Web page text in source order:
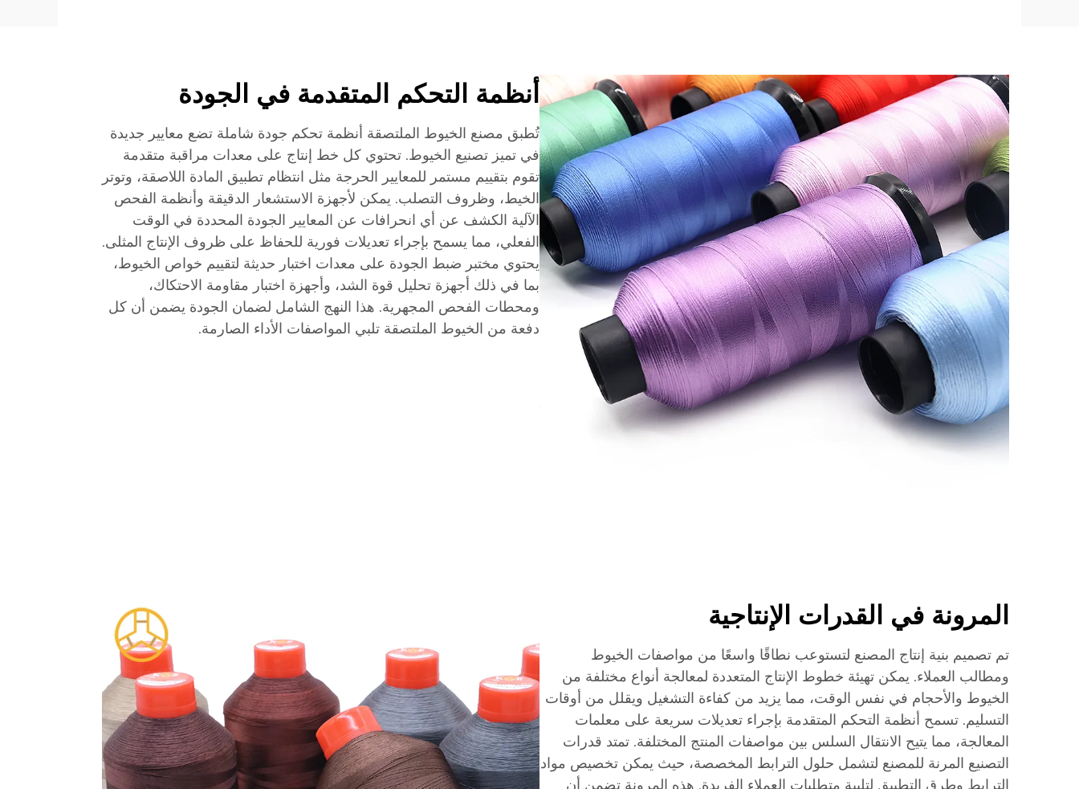
أنظمة التحكم المتقدمة في الجودة
تُطبق مصنع الخيوط الملتصقة أنظمة تحكم جودة شاملة تضع معايير جديدة
في تميز تصنيع الخيوط. تحتوي كل خط إنتاج على معدات مراقبة متقدمة
تقوم بتقييم مستمر للمعايير الحرجة مثل انتظام تطبيق المادة اللاصقة، وتوتر
الخيط، وظروف التصلب. يمكن لأجهزة الاستشعار الدقيقة وأنظمة الفحص
الآلية الكشف عن أي انحرافات عن المعايير الجودة المحددة في الوقت
الفعلي، مما يسمح بإجراء تعديلات فورية للحفاظ على ظروف الإنتاج المثلى.
يحتوي مختبر ضبط الجودة على معدات اختبار حديثة لتقييم خواص الخيوط،
بما في ذلك أجهزة تحليل قوة الشد، وأجهزة اختبار مقاومة الاحتكاك،
ومحطات الفحص المجهرية. هذا النهج الشامل لضمان الجودة يضمن أن كل
دفعة من الخيوط الملتصقة تلبي المواصفات الأداء الصارمة.
المرونة في القدرات الإنتاجية
تم تصميم بنية إنتاج المصنع لتستوعب نطاقًا واسعًا من مواصفات الخيوط
ومطالب العملاء. يمكن تهيئة خطوط الإنتاج المتعددة لمعالجة أنواع مختلفة من
الخيوط والأحجام في نفس الوقت، مما يزيد من كفاءة التشغيل ويقلل من أوقات
التسليم. تسمح أنظمة التحكم المتقدمة بإجراء تعديلات سريعة على معلمات
المعالجة، مما يتيح الانتقال السلس بين مواصفات المنتج المختلفة. تمتد قدرات
التصنيع المرنة للمصنع لتشمل حلول الترابط المخصصة، حيث يمكن تخصيص مواد
الترابط وطرق التطبيق لتلبية متطلبات العملاء الفريدة. هذه المرونة تضمن أن